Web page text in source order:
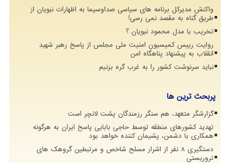
واکنش مدیرکل برنامه های سیاسی صداوسیما به اظهارات نبویان از
طریق گناه به مقصد نمی رسی!
تخریب با مدل محمود نبویان ؟
روایت رییس کمیسیون امنیت ملی مجلس از پاسخ رهبر شهید
انقلاب به پیشنهاد پناهگاه امن
نباید سرنوشت کشور را به غرب گره بزنیم
پربحث ترین ها
گزارشگر متعهد، هم سنگر رزمندگان پشت لانچر است
تهدید کشورهای منطقه توسط حاجی بابایی پاسخ ایران به هرگونه
همکاری با دشمن، پشیمان کننده خواهد بود
دستگیری 8 نفر از اشرار مسلح شاخص و مرتبطین گروهک های
تروریستی